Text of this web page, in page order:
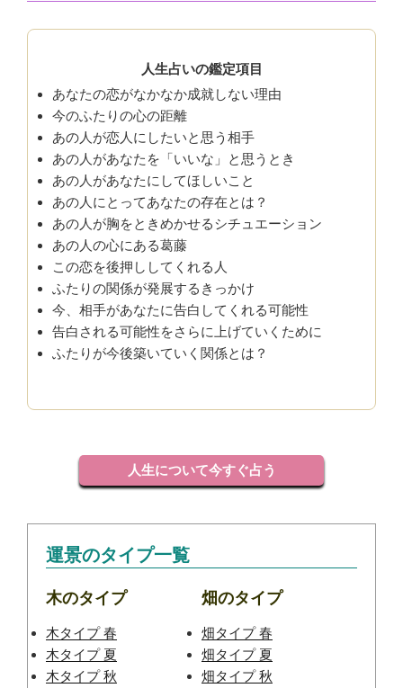
人生占いの鑑定項目
あなたの恋がなかなか成就しない理由
今のふたりの心の距離
あの人が恋人にしたいと思う相手
あの人があなたを「いいな」と思うとき
あの人があなたにしてほしいこと
あの人にとってあなたの存在とは？
あの人が胸をときめかせるシチュエーション
あの人の心にある葛藤
この恋を後押ししてくれる人
ふたりの関係が発展するきっかけ
今、相手があなたに告白してくれる可能性
告白される可能性をさらに上げていくために
ふたりが今後築いていく関係とは？
人生について今すぐ占う
運景のタイプ一覧
木のタイプ
木タイプ 春
木タイプ 夏
木タイプ 秋
畑のタイプ
畑タイプ 春
畑タイプ 夏
畑タイプ 秋